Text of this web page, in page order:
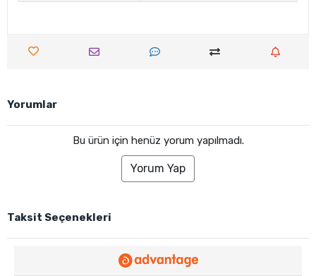
Yorumlar
Bu ürün için henüz yorum yapılmadı.
Yorum Yap
Taksit Seçenekleri